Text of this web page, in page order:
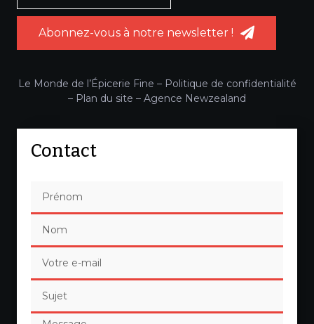
Abonnez-vous à notre newsletter !
Le Monde de l’Épicerie Fine – Politique de confidentialité
– Plan du site – Agence Newzealand
Contact